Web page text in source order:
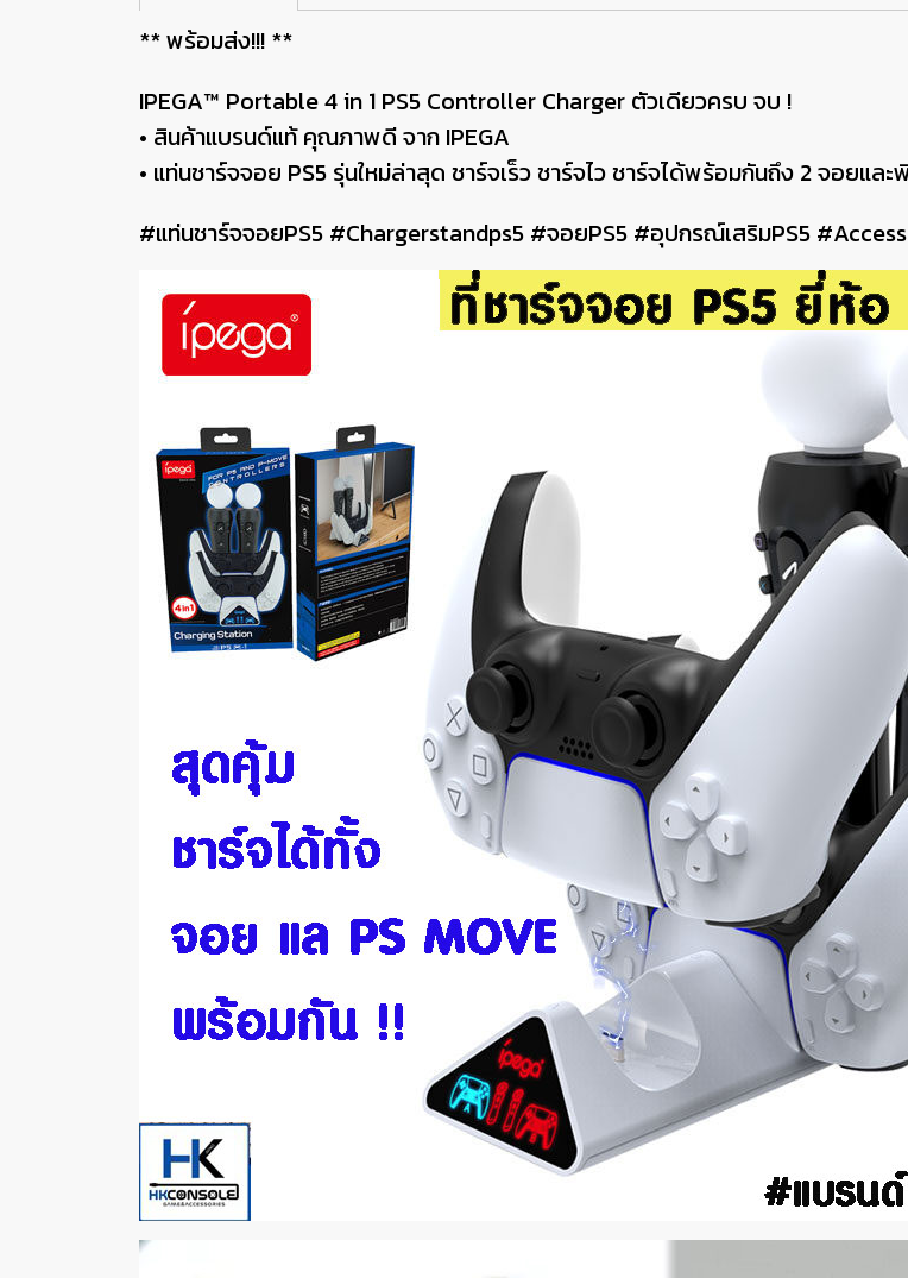
** พร้อม​ส่ง!!! **
IPEGA™ Portable 4 in 1 PS5 Controller Charger ตัวเดียวครบ จบ !
• สินค้าแบรนด์แท้ คุณภาพดี จาก IPEGA
• แท่นชาร์จจอย PS5 รุ่นใหม่ล่าสุด ชาร์จเร็ว ชาร์จไว ชาร์จได้พร้อมกันถึง 2 จอยแล
#แท่นชาร์จจอยPS5 #Chargerstandps5 #จอยPS5 #อุปกรณ์เสริมPS5